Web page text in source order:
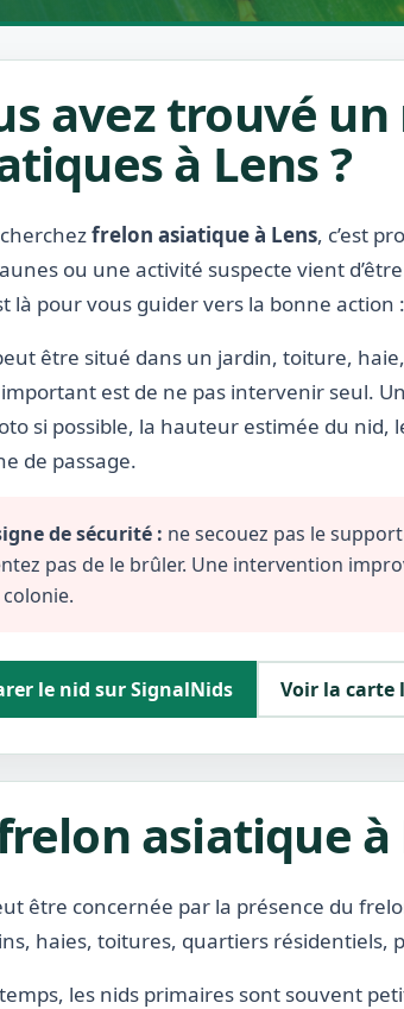
avez trouvé
à Lens ?
frelon asiatique à Lens, c’est
ou une activité suspecte vient
là pour vous guider vers la bonne action :
être situé dans un jardin, toiture,
important est de ne pas intervenir seul.
si possible, la hauteur estimée du nid,
de passage.
de sécurité : ne secouez pas le
pas de le brûler. Une intervention
le nid sur SignalNids Voir la carte
asiatique à
être concernée par la présence du
haies, toitures, quartiers résidentiels,
les nids primaires sont souvent